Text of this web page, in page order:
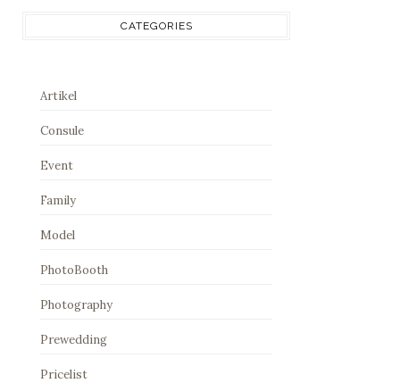
CATEGORIES
Artikel
Consule
Event
Family
Model
PhotoBooth
Photography
Prewedding
Pricelist